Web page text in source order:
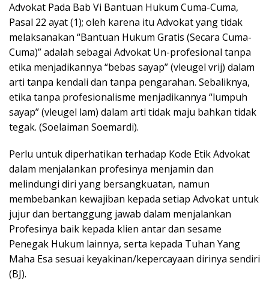
Advokat Pada Bab Vi Bantuan Hukum Cuma-Cuma,
Pasal 22 ayat (1); oleh karena itu Advokat yang tidak
melaksanakan “Bantuan Hukum Gratis (Secara Cuma-
Cuma)” adalah sebagai Advokat Un-profesional tanpa
etika menjadikannya “bebas sayap” (vleugel vrij) dalam
arti tanpa kendali dan tanpa pengarahan. Sebaliknya,
etika tanpa profesionalisme menjadikannya “lumpuh
sayap” (vleugel lam) dalam arti tidak maju bahkan tidak
tegak. (Soelaiman Soemardi).
Perlu untuk diperhatikan terhadap Kode Etik Advokat
dalam menjalankan profesinya menjamin dan
melindungi diri yang bersangkuatan, namun
membebankan kewajiban kepada setiap Advokat untuk
jujur dan bertanggung jawab dalam menjalankan
Profesinya baik kepada klien antar dan sesame
Penegak Hukum lainnya, serta kepada Tuhan Yang
Maha Esa sesuai keyakinan/kepercayaan dirinya sendiri
(BJ).